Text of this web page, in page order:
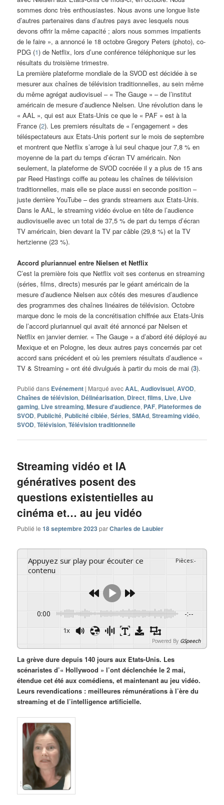
sommes donc très enthousiastes. Nous avons une longue liste
d’autres partenaires dans d’autres pays avec lesquels nous
devons offrir la même capacité ; alors nous sommes impatients
de le faire », a annoncé le 18 octobre Gregory Peters (photo), co-
PDG (1) de Netflix, lors d’une conférence téléphonique sur les
résultats du troisième trimestre.
La première plateforme mondiale de la SVOD est décidée à se
mesurer aux chaînes de télévision traditionnelles, au sein même
du même agrégat audiovisuel – « The Gauge » – de l’institut
américain de mesure d’audience Nielsen. Une révolution dans le
« AAL », qui est aux Etats-Unis ce que le « PAF » est à la
France (2). Les premiers résultats de « l’engagement » des
téléspectateurs aux Etats-Unis portent sur le mois de septembre
et montrent que Netflix s’arroge à lui seul chaque jour 7,8 % en
moyenne de la part du temps d’écran TV américain. Non
seulement, la plateforme de SVOD cocréée il y a plus de 15 ans
par Reed Hastings coiffe au poteau les chaînes de télévision
traditionnelles, mais elle se place aussi en seconde position –
juste derrière YouTube – des grands streamers aux Etats-Unis.
Dans le AAL, le streaming vidéo évolue en tête de l’audience
audiovisuelle avec un total de 37,5 % de part du temps d’écran
TV américain, bien devant la TV par câble (29,8 %) et la TV
hertzienne (23 %).
Accord pluriannuel entre Nielsen et Netflix
C’est la première fois que Netflix voit ses contenus en streaming
(séries, films, directs) mesurés par le géant américain de la
mesure d’audience Nielsen aux côtés des mesures d’audience
des programmes des chaînes linéaires de télévision. Octobre
marque donc le mois de la concrétisation chiffrée aux Etats-Unis
de l’accord pluriannuel qui avait été annoncé par Nielsen et
Netflix en janvier dernier. « The Gauge » a d’abord été déployé au
Mexique et en Pologne, les deux autres pays concernés par cet
accord sans précédent et où les premiers résultats d’audience «
TV & Streaming » ont été divulgués à partir du mois de mai (3).
Publié dans Evénement | Marqué avecAAL,Audiovisuel,AVOD,
Chaînes de télévision, Délinéarisation, Direct,films, Live, Live
gaming, Live streaming,Mesure d'audience, PAF, Plateformes de
SVOD, Publicité, Publicité ciblée,Séries,SMAd,Streaming vidéo,
SVOD,Télévision,Télévision traditionnelle
Streaming vidéo et IA
génératives posent des
questions existentielles au
cinéma et… au jeu vidéo
Publié le18 septembre 2023 parCharles de Laubier
Appuyez sur play pour écouter ce
contenu
Pièces:-
0:00 -:--
1x
Powered By GSpeech
La grève dure depuis 140 jours aux Etats-Unis. Les
scénaristes d’« Hollywood » l’ont déclenchée le 2 mai,
étendue cet été aux comédiens, et maintenant au jeu vidéo.
Leurs revendications : meilleures rémunérations à l’ère du
streaming et de l’intelligence artificielle.